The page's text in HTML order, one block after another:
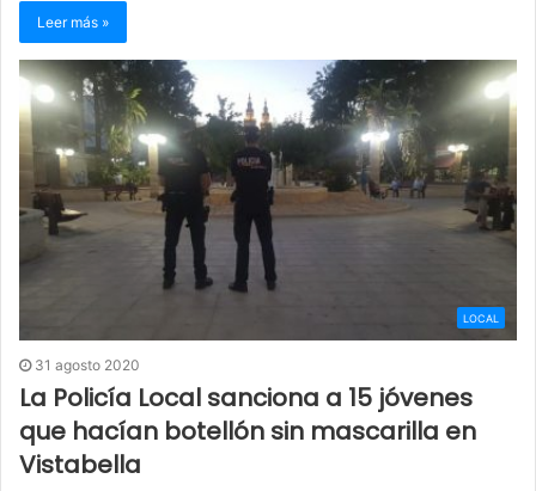
Leer más »
LOCAL
31 agosto 2020
La Policía Local sanciona a 15 jóvenes
que hacían botellón sin mascarilla en
Vistabella